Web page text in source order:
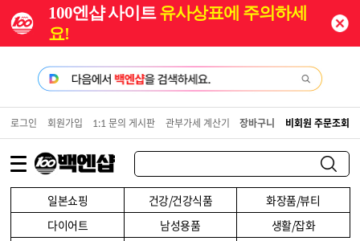
100엔샵 사이트유사상표에 주의하세
요!
일본쇼핑 건강/건강식품
화장품/뷰티
다이어트
남성용품
생활/잡화
로그인 회원가입 1:1 문의 게시판 관부가세 계산기 장바구니 비회원 주문조회